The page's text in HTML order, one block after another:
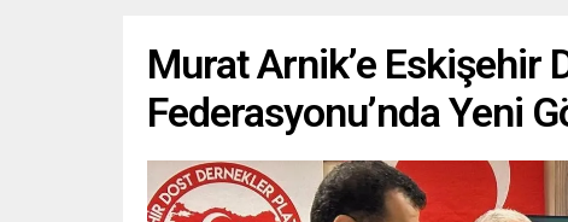
Murat Arnik’e Eskişehir
Federasyonu’nda Yeni